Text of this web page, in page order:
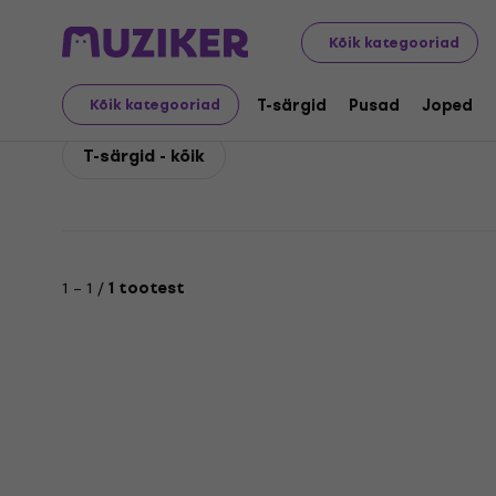
Kõik kategooriad
Kõik kategooriad T-särgid Pusad Joped
Coal Chamber Muusikaline kaup Coal Chamber
Coal Chamber
T-särgid - kõik
1 – 1 /1 tootest